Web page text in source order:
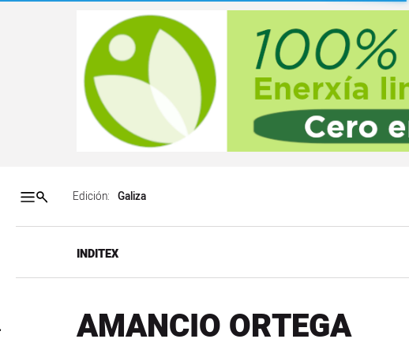
Contenidos portadaAccesibilidad
Edición:
INDITEX
AMANCIO ORTEGA